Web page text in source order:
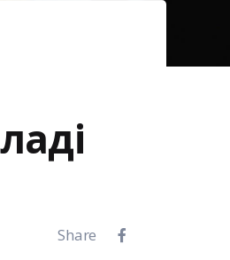
Share